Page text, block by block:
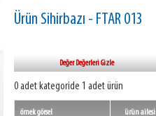
Ürün Sihirbazı - FTAR 013
Değer Değerleri Gizle
0 adet kategoride 1 adet ürün
örnek görsel ürün ailesi